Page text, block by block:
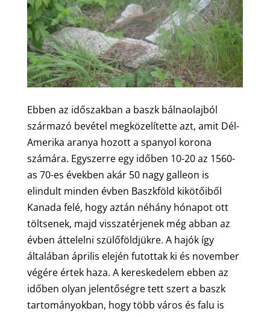
Ebben az időszakban a baszk bálnaolajból
származó bevétel megközelítette azt, amit Dél-
Amerika aranya hozott a spanyol korona
számára. Egyszerre egy időben 10-20 az 1560-
as 70-es években akár 50 nagy galleon is
elindult minden évben Baszkföld kikötőiből
Kanada felé, hogy aztán néhány hónapot ott
töltsenek, majd visszatérjenek még abban az
évben áttelelni szülőföldjükre. A hajók így
általában április elején futottak ki és november
végére értek haza. A kereskedelem ebben az
időben olyan jelentőségre tett szert a baszk
tartományokban, hogy több város és falu is